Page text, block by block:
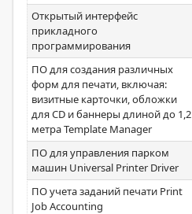
Открытый интерфейс
прикладного
программирования
ПО для создания различных
форм для печати, включая:
визитные карточки, обложки
для CD и баннеры длиной до 1,2
метра Template Manager
ПО для управления парком
машин Universal Printer Driver
ПО учета заданий печати Print
Job Accounting